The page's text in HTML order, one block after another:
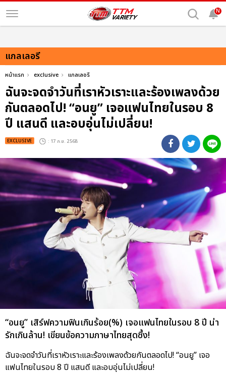
N
แกลเลอรี
หน้าแรก exclusive แกลเลอรี
ฉันจะจดจำวันที่เราหัวเราะและร้องเพลงด้วย
กันตลอดไป! “อนยู” เจอแฟนไทยในรอบ 8
ปี แสนดี และอบอุ่นไม่เปลี่ยน!
EXCLUSIVE : 17 ก.ย. 2568
“อนยู” เสิร์ฟความฟินเกินร้อย(%) เจอแฟนไทยในรอบ 8 ปี น่า
รักเกินล้าน! เขียนข้อความภาษาไทยสุดซึ้ง!
ฉันจะจดจำวันที่เราหัวเราะและร้องเพลงด้วยกันตลอดไป! “อนยู” เจอ
แฟนไทยในรอบ 8 ปี แสนดี และอบอุ่นไม่เปลี่ยน!